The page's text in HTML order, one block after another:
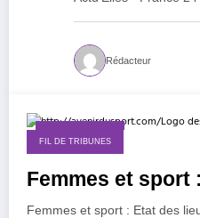
Rédacteur
FIL DE TRIBUNES
Femmes et sport
Femmes et sport : Etat des